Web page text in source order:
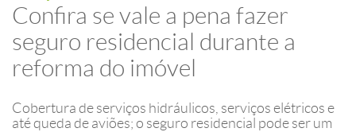
Confira se vale a pena fazer
seguro residencial durante a
reforma do imóvel
Cobertura de serviços hidráulicos, serviços elétricos e
até queda de aviões; o seguro residencial pode ser um